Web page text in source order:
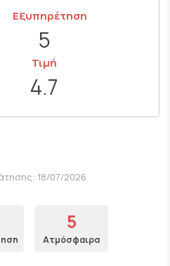
Εξυπηρέτηση
5
Τιμή
4.7
18/07/2026
5
Ατμόσφαιρα